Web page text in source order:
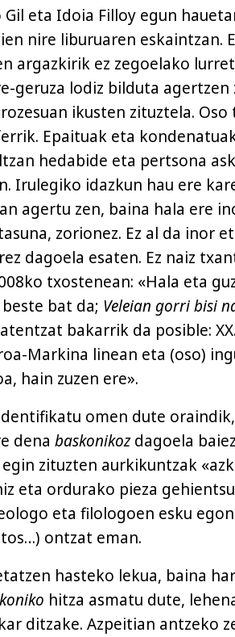
Gil eta Idoia Filloy egun
nire liburuaren eskaintzan.
argazkirik ez zegoelako
geruza lodiz bilduta agertzen
ikusten zituztela.
Epaituak eta
hedabide eta pertsona
Irulegiko idazkun hau ere
agertu zen, baina hala ere
zorionez. Ez al da inor
dagoela esaten. Ez naiz
txostenean: «Hala eta
bat da; Veleian gorri bisi
bakarrik da posible:
Markina linean eta (oso)
hain zuzen ere».
omen dute
dena baskonikozdagoela
zituzten aurkikuntzak
eta ordurako pieza
eta filologoen esku
ontzat eman.
hasteko lekua, baina
hitza asmatu dute,
ditzake. Azpeitian antzeko